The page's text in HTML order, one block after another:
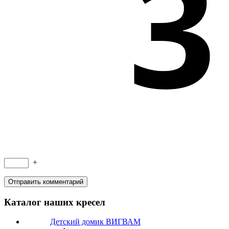
+
Каталог наших кресел
Детский домик ВИГВАМ